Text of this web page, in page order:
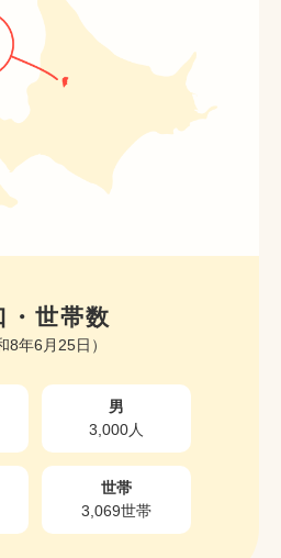
・世帯数
8年6月25日）
男
3,000人
世帯
3,069世帯